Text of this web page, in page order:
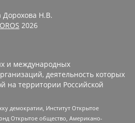
Дорохова Н.В.
2026
и международных
деятельность которых
на территории Российской
демократии, Институт Открытое
Открытое общество, Американо-